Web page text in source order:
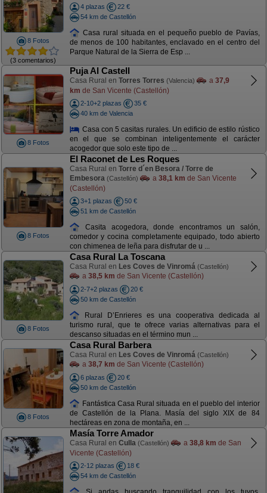
8 Fotos
(3 comentarios)
4 plazas
22 €
54 km de Castellón
Casa rural situada en el pequeño pueblo de Pavías,
de menos de 100 habitantes, enclavado en el centro del
Parque Natural de la Sierra de Esp ...
8 Fotos
Puja Al Castell
Casa Rural en Torres Torres (Valencia) a 37,9
km de San Vicente (Castellón)
2-10+2 plazas
35 €
40 km de Valencia
Casa con 5 casitas rurales. Un edificio de estilo rústico
en el que se combinan inteligentemente el carácter
acogedor que solo este tipo de ...
8 Fotos
El Raconet de Les Roques
Casa Rural en Torre d´en Besora / Torre de
Embesora (Castellón) a 38,1 km de San Vicente
(Castellón)
3+1 plazas
50 €
51 km de Castellón
Casita acogedora, donde encontramos un salón,
comedor y cocina completamente equipado, todo abierto
con chimenea de leña para disfrutar de u ...
8 Fotos
Casa Rural La Toscana
Casa Rural en Les Coves de Vinromá (Castellón)
a 38,5 km de San Vicente (Castellón)
2-7+2 plazas
20 €
50 km de Castellón
Rural D’Enrieres es una cooperativa dedicada al
turismo rural, que te ofrece varias alternativas para el
descanso situadas en el término mun ...
8 Fotos
Casa Rural Barbera
Casa Rural en Les Coves de Vinromá (Castellón)
a 38,7 km de San Vicente (Castellón)
6 plazas
20 €
50 km de Castellón
Fantástica Casa Rural situada en el pueblo del interior
de Castellón de la Plana. Masía del siglo XIX de 84
hectáreas en zona de montaña, en ...
Masía Torre Amador
Casa Rural en Culla (Castellón) a 38,8 km de San
Vicente (Castellón)
2-12 plazas
18 €
54 km de Castellón